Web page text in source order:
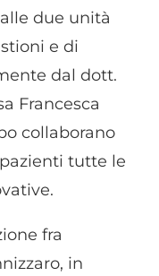
due unità
e di
dal dott.
Francesca
collaborano
tutte le
fra
in